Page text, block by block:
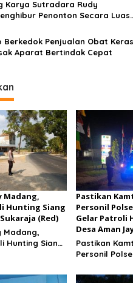
Karya Sutradara Rudy
Penonton Secara Luas
Berkedok Penjualan Obat Keras
Aparat Bertindak Cepat
Madang,
Hunting Siang
(Red)
Madang,
Hunting Siang
Pastikan
Personil
Gelar Patroli
Desa Aman
Pastikan
Personil
Desa Aman